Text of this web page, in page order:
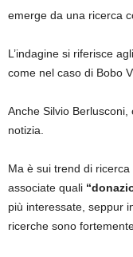
emerge da una ricerca
L’indagine si riferisce
come nel caso di Bobo
Anche Silvio
notizia.
Ma è sui trend di
associate quali
più interessate, seppur
ricerche sono